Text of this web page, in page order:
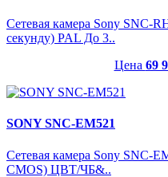
Сетевая камера Sony SNC-
секунду) PAL До 3..
Цена 69
SONY SNC-EM521
Сетевая камера Sony SNC-
CMOS) ЦВТ/ЧБ&..